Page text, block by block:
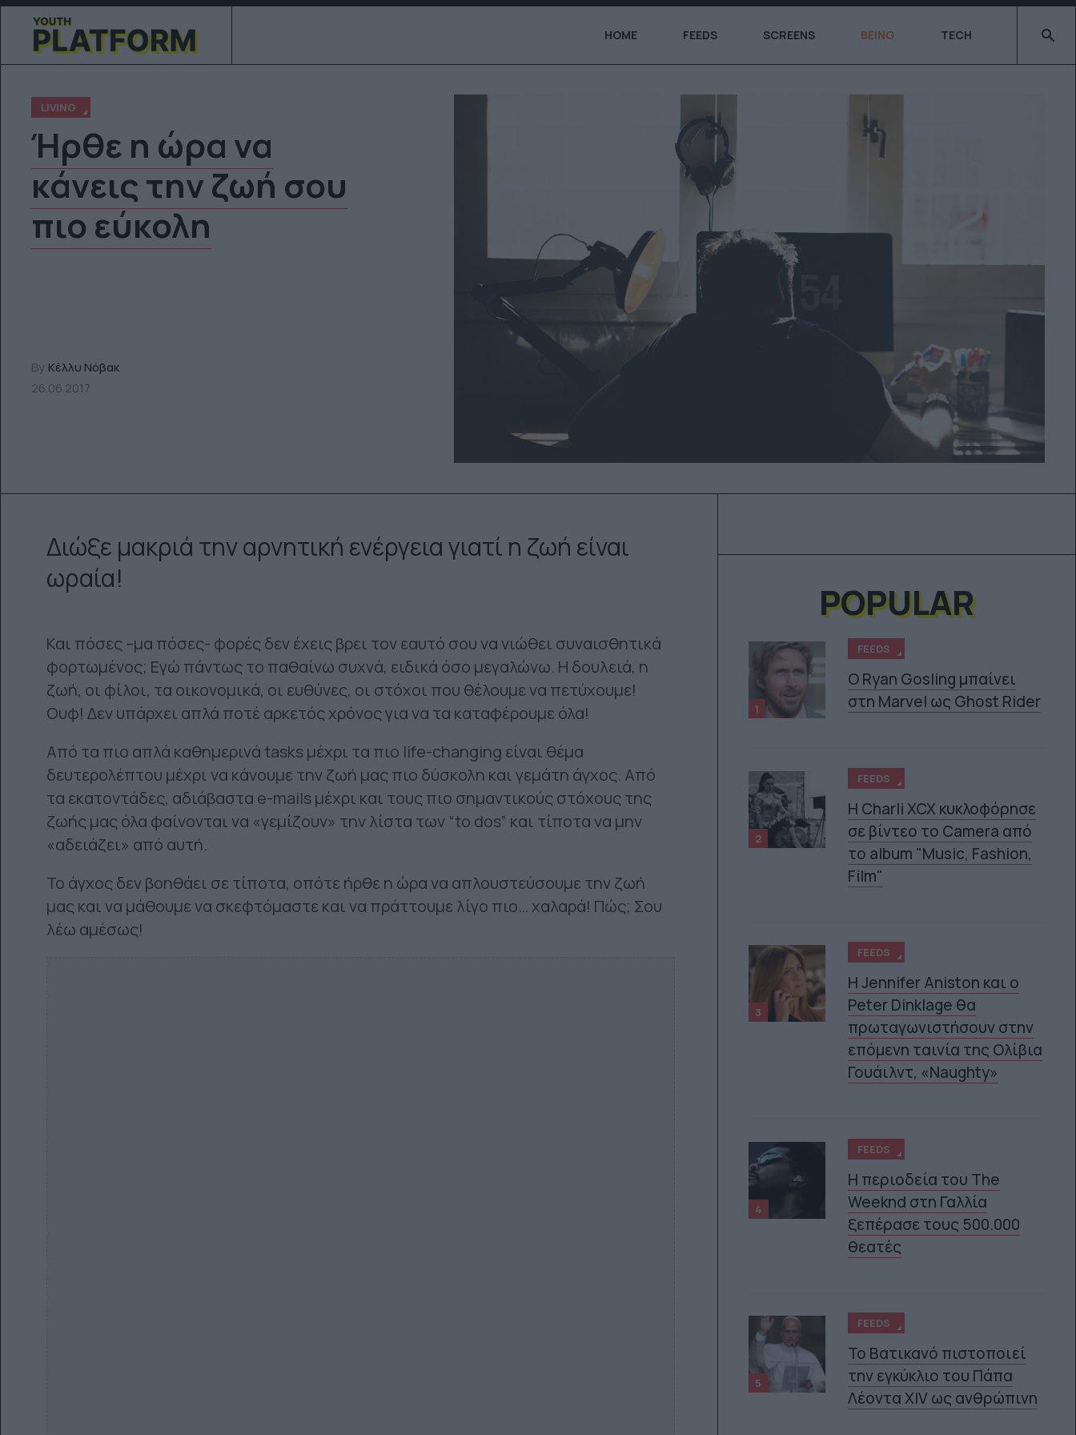
HOME FEEDS SCREENS BEING TECH Type
LIVING
Ήρθε η ώρα να
κάνεις την ζωή σου
πιο εύκολη
By Κέλλυ Νόβακ
26.06.2017
Διώξε μακριά την αρνητική ενέργεια γιατί η ζωή είναι
ωραία!
Και πόσες –μα πόσες- φορές δεν έχεις βρει τον εαυτό σου να νιώθει συναισθητικά
φορτωμένος; Εγώ πάντως το παθαίνω συχνά, ειδικά όσο μεγαλώνω. Η δουλειά, η
ζωή, οι φίλοι, τα οικονομικά, οι ευθύνες, οι στόχοι που θέλουμε να πετύχουμε!
Ουφ! Δεν υπάρχει απλά ποτέ αρκετός χρόνος για να τα καταφέρουμε όλα!
Από τα πιο απλά καθημερινά tasks μέχρι τα πιο life-changing είναι θέμα
δευτερολέπτου μέχρι να κάνουμε την ζωή μας πιο δύσκολη και γεμάτη άγχος. Από
τα εκατοντάδες, αδιάβαστα e-mails μέχρι και τους πιο σημαντικούς στόχους της
ζωής μας όλα φαίνονται να «γεμίζουν» την λίστα των “to dos” και τίποτα να μην
«αδειάζει» από αυτή.
Το άγχος δεν βοηθάει σε τίποτα, οπότε ήρθε η ώρα να απλουστεύσουμε την ζωή
μας και να μάθουμε να σκεφτόμαστε και να πράττουμε λίγο πιο… χαλαρά! Πώς; Σου
λέω αμέσως!
POPULAR
1
FEEDS
Ο Ryan Gosling μπαίνει
στη Marvel ως Ghost Rider
2
FEEDS
H Charli XCX κυκλοφόρησε
σε βίντεο το Camera από
το album "Music, Fashion,
Film"
3
FEEDS
Η Jennifer Aniston και ο
Peter Dinklage θα
πρωταγωνιστήσουν στην
επόμενη ταινία της Ολίβια
Γουάιλντ, «Naughty»
4
FEEDS
Η περιοδεία του The
Weeknd στη Γαλλία
ξεπέρασε τους 500.000
θεατές
5
FEEDS
Το Βατικανό πιστοποιεί
την εγκύκλιο του Πάπα
Λέοντα XIV ως ανθρώπινη